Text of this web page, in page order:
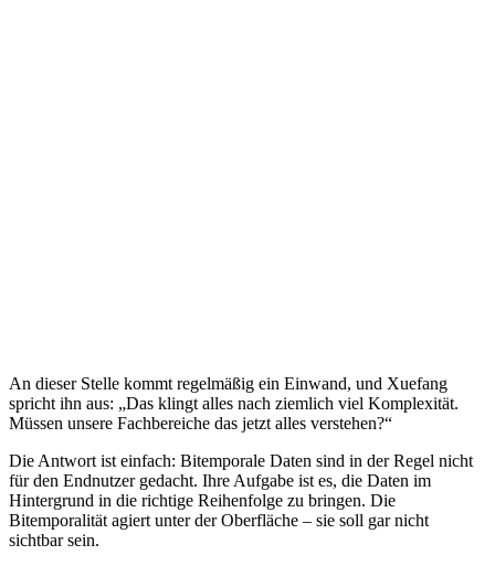
An dieser Stelle kommt regelmäßig ein Einwand, und Xuefang
spricht ihn aus: „Das klingt alles nach ziemlich viel Komplexität.
Müssen unsere Fachbereiche das jetzt alles verstehen?“
Die Antwort ist einfach: Bitemporale Daten sind in der Regel nicht
für den Endnutzer gedacht. Ihre Aufgabe ist es, die Daten im
Hintergrund in die richtige Reihenfolge zu bringen. Die
Bitemporalität agiert unter der Oberfläche – sie soll gar nicht
sichtbar sein.